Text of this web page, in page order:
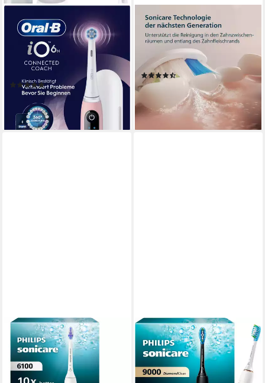
ORAL-B
Elektrische Zahnbürste iO
Series 6 N
2 St. Aufsteckbürsten
Reinigungsprogramme
(182)
ab 119,00 €
(0,21 €/ 1 Stk)
leider ausverkauft
PHILIPS SONICARE
Elektrische Zahnbürste Series
3100
Reinigungsprogramme
(46)
49,99 €
lieferbar - in 1-2 Werktagen bei dir